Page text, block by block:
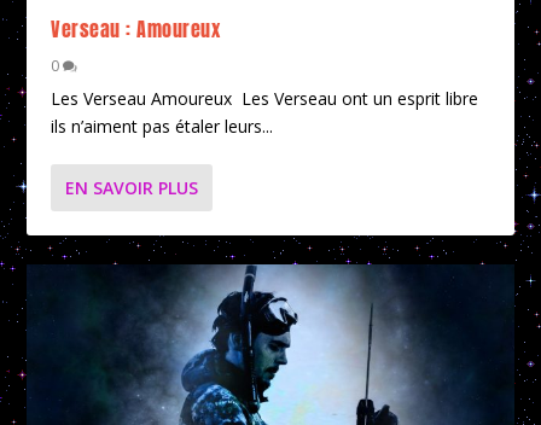
Verseau : Amoureux
0
Les Verseau Amoureux Les Verseau ont un esprit libre
ils n’aiment pas étaler leurs...
EN SAVOIR PLUS